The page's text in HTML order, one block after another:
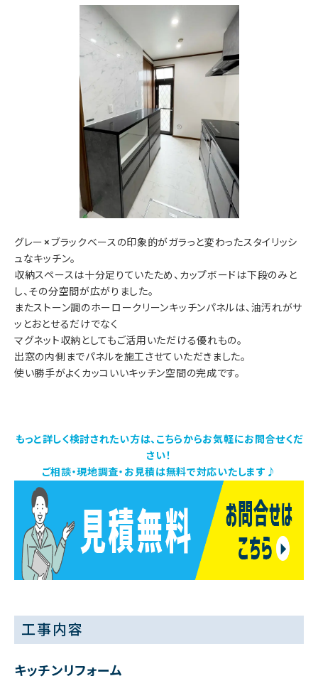
グレー×ブラックベースの印象的がガラっと変わったスタイリッシ
ュなキッチン。
収納スペースは十分足りていたため、カップボードは下段のみと
し、その分空間が広がりました。
またストーン調のホーロークリーンキッチンパネルは、油汚れがサ
ッとおとせるだけでなく
マグネット収納としてもご活用いただける優れもの。
出窓の内側までパネルを施工させていただきました。
使い勝手がよくカッコいいキッチン空間の完成です。
もっと詳しく検討されたい方は、こちらからお気軽にお問合せくだ
さい！
ご相談・現地調査・お見積は無料で対応いたします♪
工事内容
キッチンリフォーム